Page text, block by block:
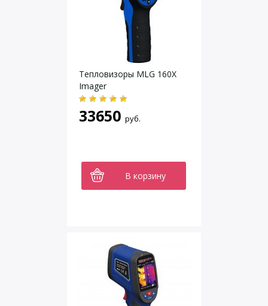
Тепловизоры MLG 160X
Imager
33650 руб.
В корзину